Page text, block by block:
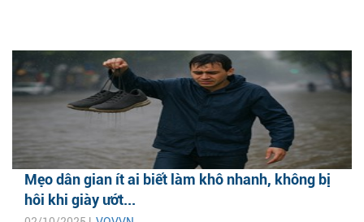
Mẹo dân gian ít ai biết làm khô nhanh, không bị
hôi khi giày ướt...